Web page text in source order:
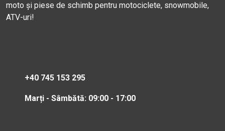
moto și piese de schimb pentru motociclete, snowmobile,
ATV-uri!
+40 745 153 295
Marți - Sâmbătă: 09:00 - 17:00